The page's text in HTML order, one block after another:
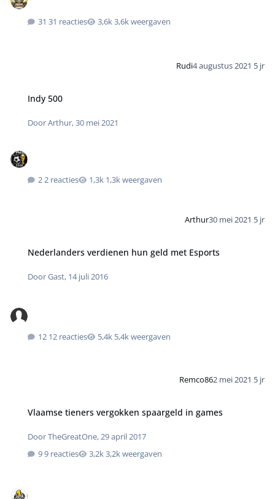
31 reacties 3,6k weergaven
Rudi4 augustus 2021 5 jr
Indy 500
DoorArthur,30 mei 2021
2 reacties 1,3k weergaven
Arthur30 mei 2021 5 jr
Nederlanders verdienen hun geld met Esports
DoorGast, 14 juli 2016
12 reacties 5,4k weergaven
Remco862 mei 2021 5 jr
Vlaamse tieners vergokken spaargeld in games
DoorTheGreatOne,29 april 2017
9 reacties
3,2k weergaven